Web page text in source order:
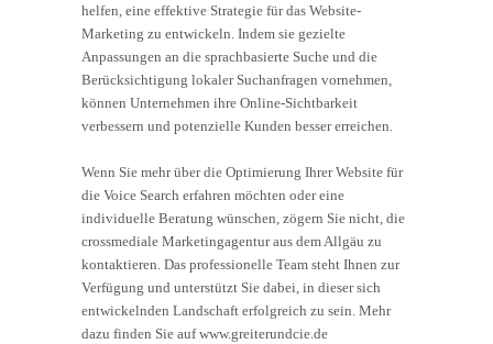
helfen, eine effektive Strategie für das Website-
Marketing zu entwickeln. Indem sie gezielte
Anpassungen an die sprachbasierte Suche und die
Berücksichtigung lokaler Suchanfragen vornehmen,
können Unternehmen ihre Online-Sichtbarkeit
verbessern und potenzielle Kunden besser erreichen.
Wenn Sie mehr über die Optimierung Ihrer Website für
die Voice Search erfahren möchten oder eine
individuelle Beratung wünschen, zögern Sie nicht, die
crossmediale Marketingagentur aus dem Allgäu zu
kontaktieren. Das professionelle Team steht Ihnen zur
Verfügung und unterstützt Sie dabei, in dieser sich
entwickelnden Landschaft erfolgreich zu sein. Mehr
dazu finden Sie auf www.greiterundcie.de